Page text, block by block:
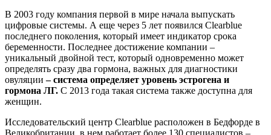
В 2003 году компания первой в мире начала выпускать
цифровые системы. А еще через 5 лет появился Clearblue
последнего поколения, который имеет индикатор срока
беременности. Последнее достижение компании –
уникальный двойной тест, который одновременно может
определять сразу два гормона, важных для диагностики
овуляции– система определяет уровень эстрогена и
гормона ЛГ. С 2013 года такая система также доступна для
женщин.
Исследовательский центр Clearblue расположен в Бедфорде в